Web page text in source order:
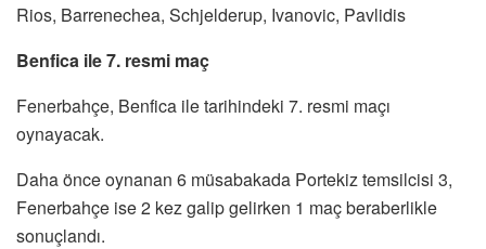
Rios, Barrenechea, Schjelderup, Ivanovic, Pavlidis
Benfica ile 7. resmi maç
Fenerbahçe, Benfica ile tarihindeki 7. resmi maçı
oynayacak.
Daha önce oynanan 6 müsabakada Portekiz temsilcisi 3,
Fenerbahçe ise 2 kez galip gelirken 1 maç beraberlikle
sonuçlandı.